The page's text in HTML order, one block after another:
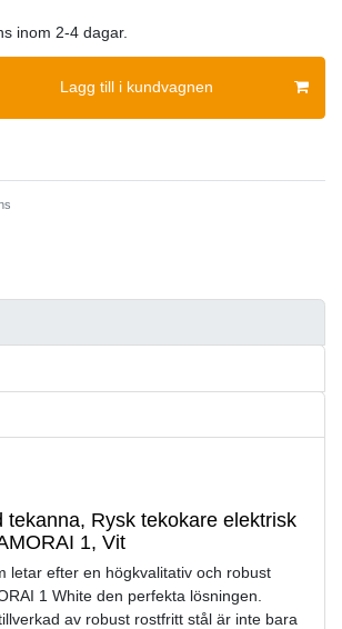
inom 2-4 dagar.
Lagg till i kundvagnen
tekanna, Rysk tekokare elektrisk
1, Vit
letar efter en högkvalitativ och robust
1 White den perfekta lösningen.
av robust rostfritt stål är inte bara